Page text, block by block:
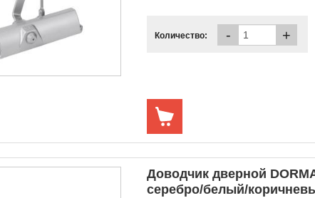
Количество: - +
Доводчик дверной
серебро/белый/